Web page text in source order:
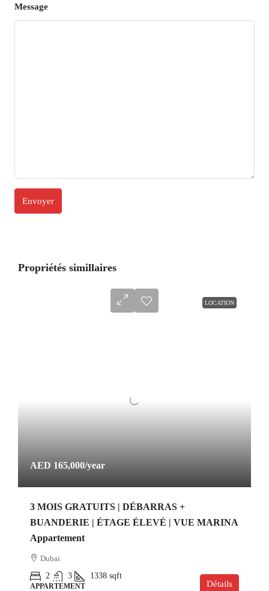
Message
Propriétés simillaires
LOCATION
AED 165,000/year
3 MOIS GRATUITS | DÉBARRAS +
BUANDERIE | ÉTAGE ÉLEVÉ | VUE MARINA
Appartement
Dubai
2
3 1338 sqft
APPARTEMENT Détails